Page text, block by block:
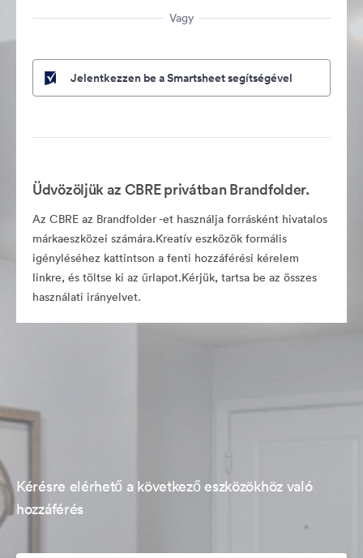
Vagy
Jelentkezzen be a Smartsheet segítségével
Üdvözöljük az CBRE privátban Brandfolder.
Az CBRE az Brandfolder -et használja forrásként hivatalos
márkaeszközei számára.Kreatív eszközök formális
igényléséhez kattintson a fenti hozzáférési kérelem
linkre, és töltse ki az űrlapot.Kérjük, tartsa be az összes
használati irányelvet.
Kérésre elérhető a következő eszközökhöz való
hozzáférés